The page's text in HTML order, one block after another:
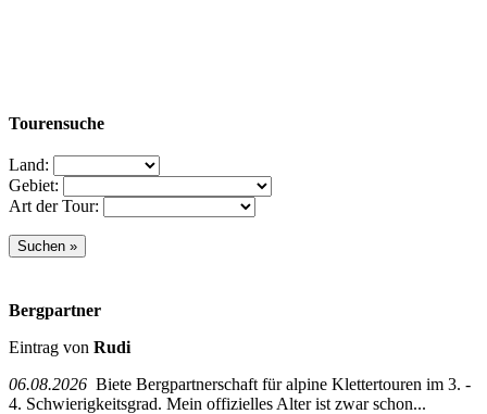
Tourensuche
Land:
Gebiet:
Art der Tour:
Bergpartner
Eintrag von Rudi
06.08.2026 Biete Bergpartnerschaft für alpine Klettertouren im 3. -
4. Schwierigkeitsgrad. Mein offizielles Alter ist zwar schon...